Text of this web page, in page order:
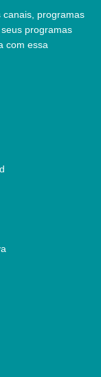
canais, programas
programas
com essa